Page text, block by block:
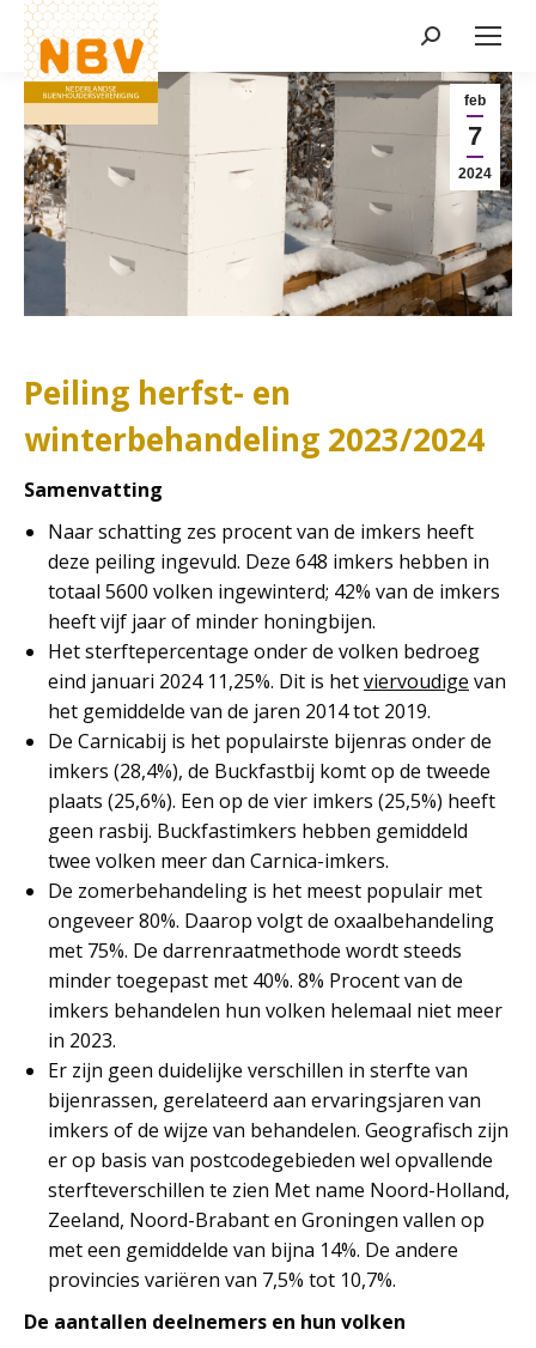
Zoeken:
feb
7
2024
Nieuws
Peiling herfst- en
winterbehandeling 2023/2024
Samenvatting
Naar schatting zes procent van de imkers heeft
deze peiling ingevuld. Deze 648 imkers hebben in
totaal 5600 volken ingewinterd; 42% van de imkers
heeft vijf jaar of minder honingbijen.
Het sterftepercentage onder de volken bedroeg
eind januari 2024 11,25%. Dit is hetviervoudige van
het gemiddelde van de jaren 2014 tot 2019.
De Carnicabij is het populairste bijenras onder de
imkers (28,4%), de Buckfastbij komt op de tweede
plaats (25,6%). Een op de vier imkers (25,5%) heeft
geen rasbij. Buckfastimkers hebben gemiddeld
twee volken meer dan Carnica-imkers.
De zomerbehandeling is het meest populair met
ongeveer 80%. Daarop volgt de oxaalbehandeling
met 75%. De darrenraatmethode wordt steeds
minder toegepast met 40%. 8% Procent van de
imkers behandelen hun volken helemaal niet meer
in 2023.
Er zijn geen duidelijke verschillen in sterfte van
bijenrassen, gerelateerd aan ervaringsjaren van
imkers of de wijze van behandelen. Geografisch zijn
er op basis van postcodegebieden wel opvallende
sterfteverschillen te zien Met name Noord-Holland,
Zeeland, Noord-Brabant en Groningen vallen op
met een gemiddelde van bijna 14%. De andere
provincies variëren van 7,5% tot 10,7%.
De aantallen deelnemers en hun volken